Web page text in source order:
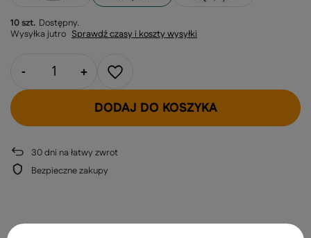
10 szt. Dostępny
Wysyłka jutro Sprawdź czasy i koszty wysyłki
- +
DODAJ DO KOSZYKA
30dni na łatwy zwrot
Bezpieczne zakupy